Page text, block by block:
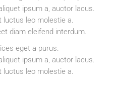
ipsum a, auctor lacus.
luctus leo molestie a.
diam eleifend interdum.
eget a purus.
ipsum a, auctor lacus.
luctus leo molestie a.